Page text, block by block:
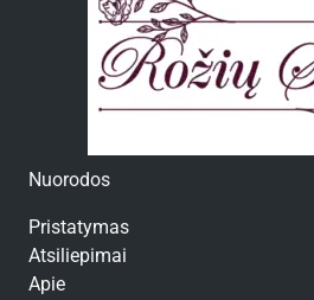
Nuorodos
Pristatymas
Atsiliepimai
Apie